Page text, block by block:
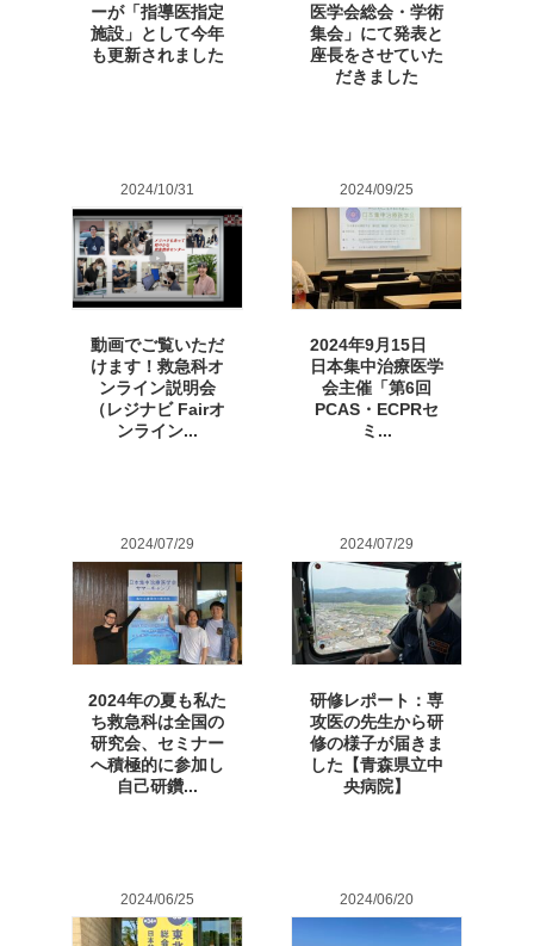
ーが「指導医指定
施設」として今年
も更新されました
医学会総会・学術
集会」にて発表と
座長をさせていた
だきました
2024/10/31
動画でご覧いただ
けます！救急科オ
ンライン説明会
（レジナビ Fairオ
ンライン...
2024/09/25
2024年9月15日
日本集中治療医学
会主催「第6回
PCAS・ECPRセ
ミ...
2024/07/29
2024年の夏も私た
ち救急科は全国の
研究会、セミナー
へ積極的に参加し
自己研鑽...
2024/07/29
研修レポート：専
攻医の先生から研
修の様子が届きま
した【青森県立中
央病院】
2024/06/25 2024/06/20